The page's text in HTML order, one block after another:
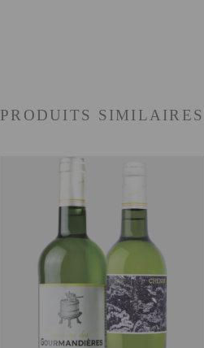
PRODUITS SIMILAIRES
AJOUTER AU PANIER